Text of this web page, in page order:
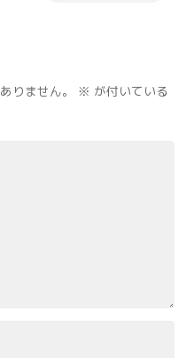
りません。 ※ が付いている